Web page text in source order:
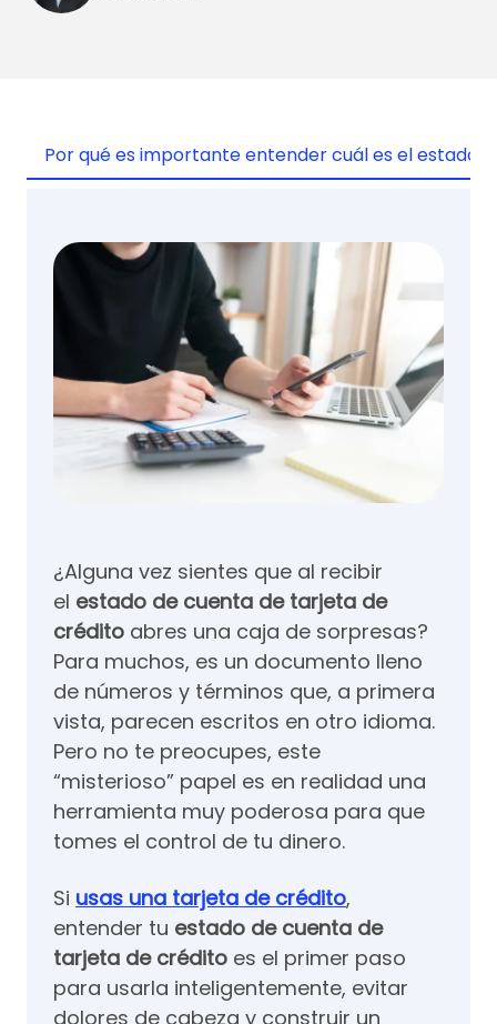
Por qué es importante entender cuál es el estado
¿Alguna vez sientes que al recibir
el estado de cuenta de tarjeta de
crédito abres una caja de sorpresas?
Para muchos, es un documento lleno
de números y términos que, a primera
vista, parecen escritos en otro idioma.
Pero no te preocupes, este
“misterioso” papel es en realidad una
herramienta muy poderosa para que
tomes el control de tu dinero.
Si usas una tarjeta de crédito,
entender tu estado de cuenta de
tarjeta de crédito es el primer paso
para usarla inteligentemente, evitar
dolores de cabeza y construir un